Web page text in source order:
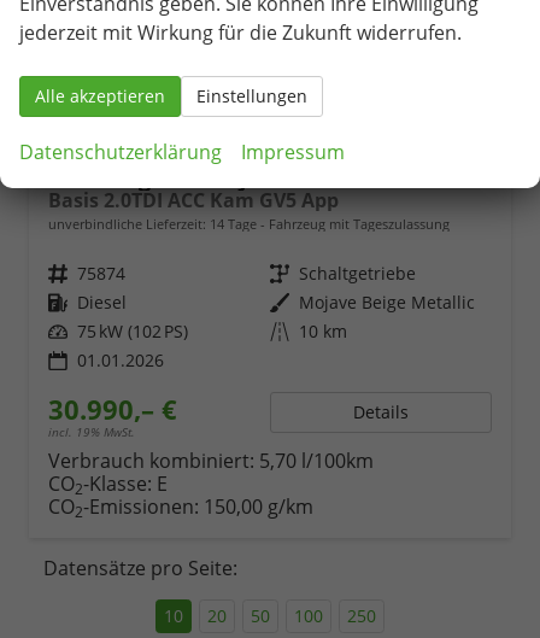
Basis 2.0TDI ACC Kam GV5 App
unverbindliche Lieferzeit: 14 Tage Fahrzeug mit Tageszulassung
Fahrzeugnr. 75874 Getriebe Schaltgetriebe
Kraftstoff Diesel Außenfarbe Mojave Beige Metallic
Leistung 75 kW (102 PS) Kilometerstand 10 km
01.01.2026
30.990,– €
incl. 19% MwSt.
Details
Verbrauch kombiniert: 5,70 l/100km
CO2-Klasse: E
CO2-Emissionen: 150,00 g/km
Datensätze pro Seite:
10 20 50 100 250
jederzeit mit Wirkung für die Zukunft widerrufen.
Alle akzeptieren Einstellungen
Datenschutzerklärung Impressum